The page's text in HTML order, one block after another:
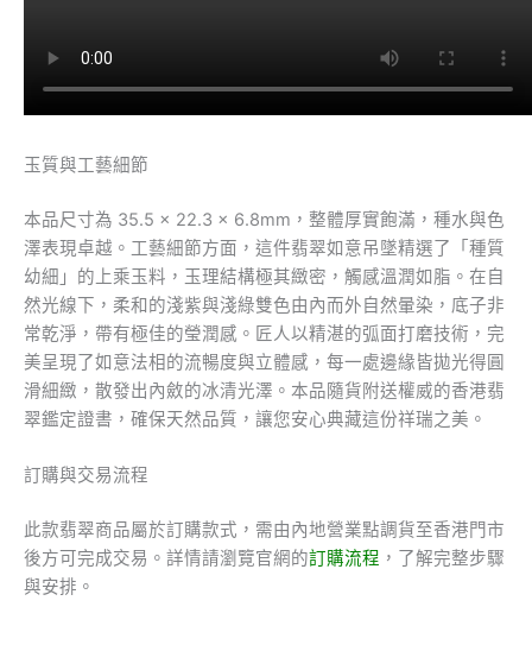
玉質與工藝細節
本品尺寸為 35.5 × 22.3 × 6.8mm，整體厚實飽滿，種水與色
澤表現卓越。工藝細節方面，這件翡翠如意吊墜精選了「種質
幼細」的上乘玉料，玉理結構極其緻密，觸感溫潤如脂。在自
然光線下，柔和的淺紫與淺綠雙色由內而外自然暈染，底子非
常乾淨，帶有極佳的瑩潤感。匠人以精湛的弧面打磨技術，完
美呈現了如意法相的流暢度與立體感，每一處邊緣皆拋光得圓
滑細緻，散發出內斂的冰清光澤。本品隨貨附送權威的香港翡
翠鑑定證書，確保天然品質，讓您安心典藏這份祥瑞之美。
訂購與交易流程
此款翡翠商品屬於訂購款式，需由內地營業點調貨至香港門市
後方可完成交易。詳情請瀏覽官網的訂購流程 ，了解完整步驟
與安排。